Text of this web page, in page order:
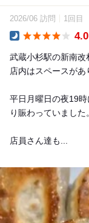
2026/06 訪問 1回目
4.0
武蔵小杉駅の新南
店内はスペースがあ
平日月曜日の夜19
り賑わっていました。
店員さん達も...